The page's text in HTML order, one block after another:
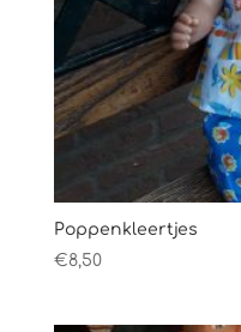
Poppenkleertjes
€8,50